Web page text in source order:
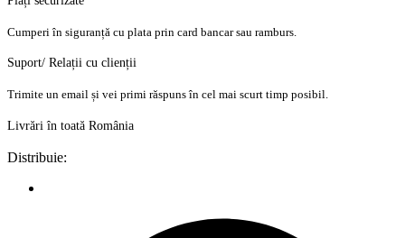
Cumperi în siguranță cu plata prin card bancar sau ramburs.
Suport/ Relații cu clienții
Trimite un email și vei primi răspuns în cel mai scurt timp posibil.
Livrări în toată România
Distribuie: